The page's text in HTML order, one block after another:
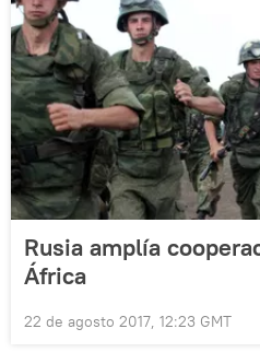
Rusia amplía
África
22 de agosto 2017, 12:23 GMT